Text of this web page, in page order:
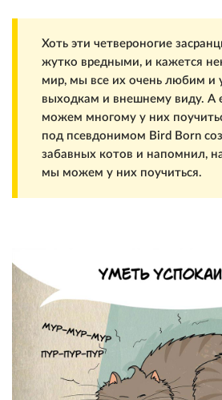
Хоть эти четвероногие
жутко вредными, и кажется
мир, мы все их очень любим и
выходкам и внешнему виду.
можем многому у них
под псевдонимом Bird Born
забавных котов и напомнил,
мы можем у них поучиться.